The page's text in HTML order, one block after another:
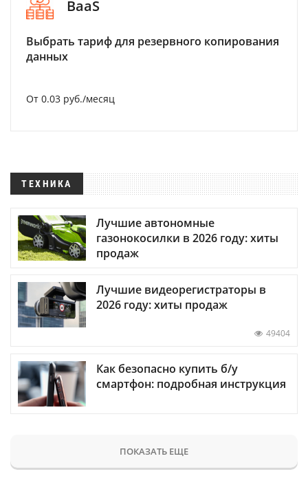
BaaS
Выбрать тариф для резервного копирования
данных
От 0.03 руб./месяц
ТЕХНИКА
Лучшие автономные
газонокосилки в 2026 году: хиты
продаж
Лучшие видеорегистраторы в
2026 году: хиты продаж
49404
Как безопасно купить б/у
смартфон: подробная инструкция
ПОКАЗАТЬ ЕЩЕ